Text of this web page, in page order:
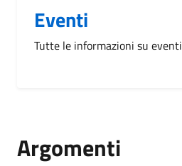
Eventi
Tutte le informazioni su eventi
Argomenti